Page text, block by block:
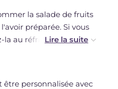
la salade de fruits
préparée. Si vous
la au réfrigérateur
bien fermé. La
être personnalisée avec